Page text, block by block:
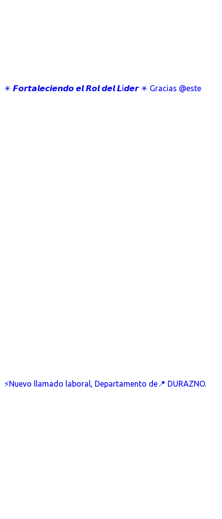
✴️ 𝙁𝙤𝙧𝙩𝙖𝙡𝙚𝙘𝙞𝙚𝙣𝙙𝙤 𝙚𝙡 𝙍𝙤𝙡 𝙙𝙚𝙡 𝙇í𝙙𝙚𝙧 ✴️ Gracias @este
⚡Nuevo llamado laboral, Departamento de📍 DURAZNO.